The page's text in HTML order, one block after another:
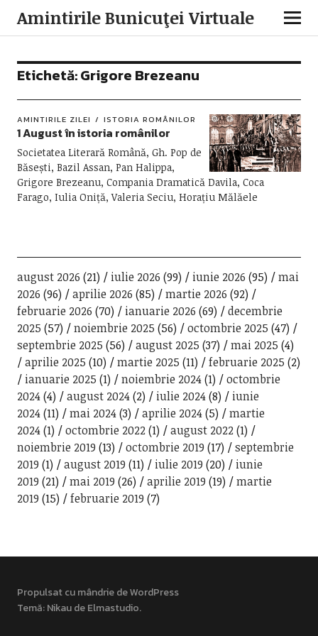
Amintirile Bunicuţei Virtuale
Etichetă:Grigore Brezeanu
AMINTIRILE ZILEI ISTORIA ROMÂNILOR
1 August în istoria românilor
Societatea Literară Română, Gh. Pop de
Băsești, Bazil Assan, Pan Halippa,
Grigore Brezeanu, Compania Dramatică Davila, Coca
Farago, Iulia Oniță, Valeria Seciu, Horațiu Mălăele
august 2026 (21) iulie 2026 (99) iunie 2026 (95)
mai
2026 (96) aprilie 2026 (85) martie 2026 (92)
februarie 2026 (70) ianuarie 2026 (69)
decembrie
2025 (57) noiembrie 2025 (56) octombrie 2025 (47)
septembrie 2025 (56) august 2025 (37) mai 2025 (4)
aprilie 2025 (10) martie 2025 (11) februarie 2025 (2)
ianuarie 2025 (1) noiembrie 2024(1)
octombrie
2024(4) august 2024(2) iulie 2024(8)
iunie
2024(11) mai 2024(3) aprilie 2024(5)
martie
2024(1) octombrie 2022(1) august 2022(1)
noiembrie 2019 (13) octombrie 2019 (17)
septembrie
2019 (1) august 2019 (11) iulie 2019 (20)
iunie
2019 (21) mai 2019 (26) aprilie 2019 (19)
martie
2019 (15) februarie 2019 (7)
Propulsat cu mândrie de WordPress
Temă: Nikau deElmastudio.